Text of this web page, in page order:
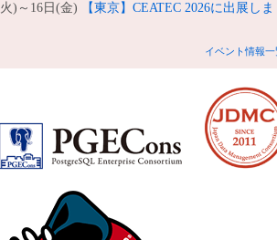
)～16日(金)
【東京】CEATEC 2026に出展しま
イベント情報一